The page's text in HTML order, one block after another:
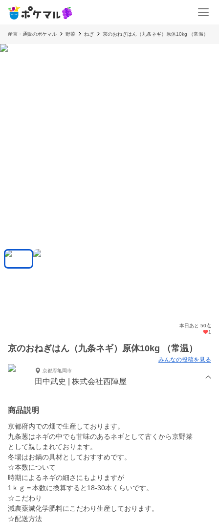
産直・通販のポケマル 野菜 ねぎ 京のおねぎはん（九条ネギ）原体10kg （常温）
本日あと 50点
1
京のおねぎはん（九条ネギ）原体10kg （常温）
みんなの投稿を見る
京都府亀岡市
田中武史 | 株式会社西陣屋
商品説明
京都府内での畑で生産しております。
九条葱はネギの中でも甘味のあるネギとして古くから京野菜
として親しまれております。
冬場はお鍋の具材としておすすめです。
☆本数について
時期によるネギの細さにもよりますが
1ｋｇ＝本数に換算すると18-30本くらいです。
☆こだわり
減農薬減化学肥料にこだわり生産しております。
☆配送方法